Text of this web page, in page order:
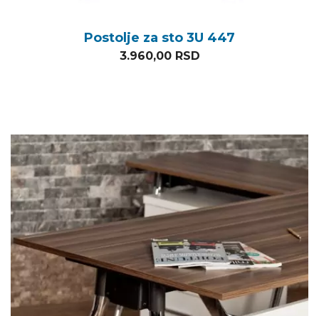
Postolje za sto 3U 447
3.960,00 RSD